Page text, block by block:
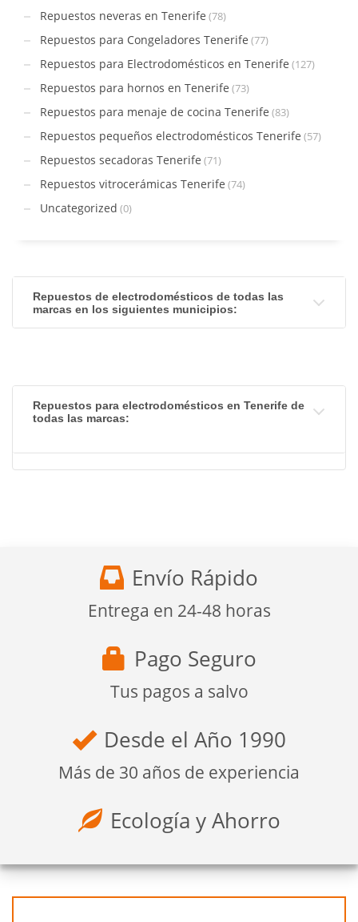
Repuestos neveras en Tenerife (78)
Repuestos para Congeladores Tenerife (77)
Repuestos para Electrodomésticos en Tenerife (127)
Repuestos para hornos en Tenerife (73)
Repuestos para menaje de cocina Tenerife (83)
Repuestos pequeños electrodomésticos Tenerife (57)
Repuestos secadoras Tenerife (71)
Repuestos vitrocerámicas Tenerife (74)
Uncategorized (0)
Repuestos de electrodomésticos de todas las
marcas en los siguientes municipios:
Repuestos para electrodomésticos en Tenerife de
todas las marcas:
Envío Rápido
Entrega en 24-48 horas
Pago Seguro
Tus pagos a salvo
Desde el Año 1990
Más de 30 años de experiencia
Ecología y Ahorro